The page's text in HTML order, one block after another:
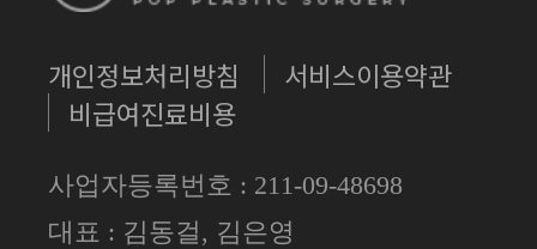
개인정보처리방침
서비스이용약관
비급여진료비용
사업자등록번호 : 211-09-48698
대표 : 김동걸, 김은영